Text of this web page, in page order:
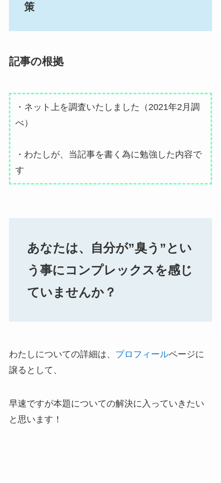
策
記事の根拠
・ネット上を調査いたしました（2021年2月調
べ）
・わたしが、当記事を書く為に勉強した内容で
す
あなたは、自分が”臭う”とい
う事にコンプレックスを感じ
ていませんか？
わたしについての詳細は、 プロフィールページに
譲るとして、
早速ですが本題についての解決に入っていきたい
と思います！